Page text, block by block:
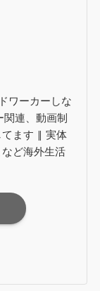
ワーカーしな
連、動画制
ます ‖ 実体
ど海外生活